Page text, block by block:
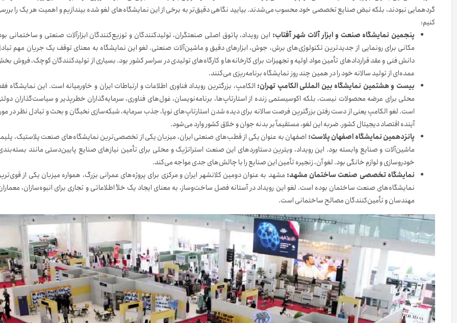
گردهمایی نبودند، بلکه نبض صنایع تخصصی خود محسوب می‌شدند. بیایید نگاهی دقیق‌تر به برخی از این نمایشگاه‌های لغو شده بیندازیم و اهمیت هر یک را
کنیم:
پنجمین نمایشگاه صنعت و ابزار آلات شهر آفتاب: این رویداد، پاتوق اصلی صنعتگران، تولیدکنندگان و توزیع‌کنندگان ابزارآلات صنعتی و ساختمانی
مکانی برای رونمایی از جدیدترین تکنولوژی‌های برش، جوش، ابزارهای دقیق و ماشین‌آلات صنعتی. لغو این نمایشگاه به معنای توقف یک جریان مهم
دانش فنی و عقد قراردادهای تأمین مواد اولیه و تجهیزات برای کارخانه‌ها و کارگاه‌های تولیدی در سراسر کشور بود. بسیاری از تولیدکنندگان کوچک، فروش
عمده‌ای از تولید سالانه خود را در همین چند روز نمایشگاه برنامه‌ریزی می‌کنند.
بیست و هشتمین نمایشگاه بین المللی الکامپ تهران: الکامپ، بزرگترین رویداد فناوری اطلاعات و ارتباطات ایران و خاورمیانه است. این نمایشگاه
محلی برای عرضه محصولات نیست، بلکه اکوسیستمی زنده از استارتاپ‌ها، برنامه‌نویسان، غول‌های فناوری، سرمایه‌گذاران خطرپذیر و سیاست‌گذاران
است. لغو الکامپ یعنی از دست رفتن بزرگترین فرصت سالانه برای دیده شدن استارتاپ‌های نوپا، جذب سرمایه، شبکه‌سازی نخبگان و بحث و تبادل نظر در
آینده اقتصاد دیجیتال کشور. ضربه این لغو، مستقیماً بر بدنه جوان و خلاق کشور وارد می‌شود.
پانزدهمین نمایشگاه اصفهان پلاست: اصفهان به عنوان یکی از قطب‌های صنعتی ایران، میزبان یکی از تخصصی‌ترین نمایشگاه‌های صنعت پلاستیک،
ماشین‌آلات و صنایع وابسته بود. این رویداد، ویترین دستاوردهای این صنعت استراتژیک و محلی برای تأمین نیازهای صنایع پایین‌دستی مانند
خودروسازی و لوازم خانگی بود. لغو آن، زنجیره تأمین این صنایع را با چالش‌های جدی مواجه می‌کند.
نمایشگاه تخصصی صنعت ساختمان مشهد: مشهد به عنوان دومین کلانشهر ایران و مرکزی برای پروژه‌های عمرانی بزرگ، همواره میزبان یکی از
نمایشگاه‌های صنعت ساختمان بوده است. لغو این رویداد در آستانه فصل ساخت‌وساز، به معنای ایجاد یک خلأ اطلاعاتی و تجاری برای انبوه‌سازان،
مهندسان و تأمین‌کنندگان مصالح ساختمانی است.